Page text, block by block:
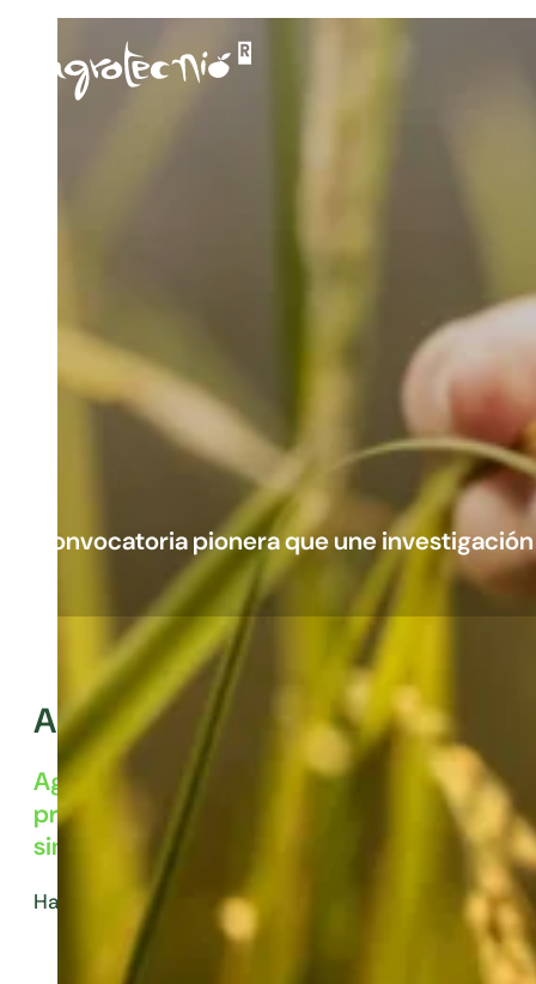
Convocatoria pionera que une
Agrohealth
Agrotecnio y el
Instituto de Investigación
proyectos de investigación innovadores
sinergias entre disciplinas para afrontar los
Hasta ahora se han celebrado dos ediciones de